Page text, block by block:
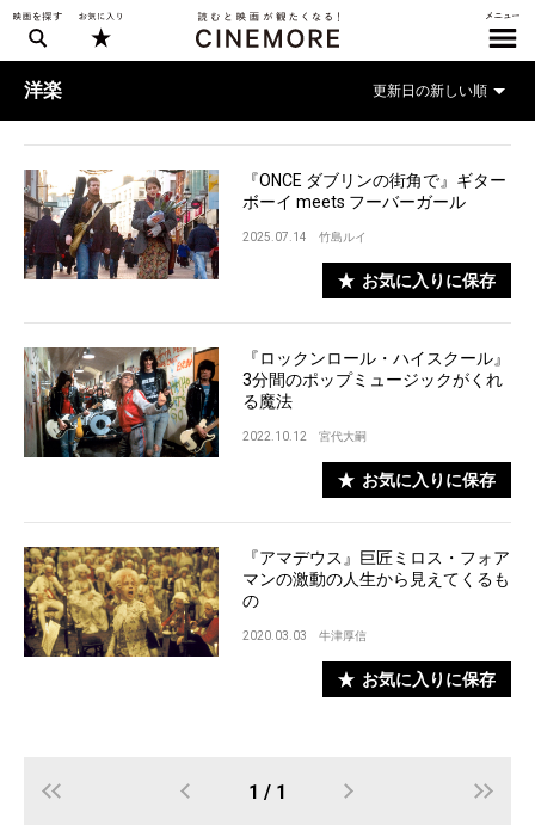
洋楽
『ONCE ダブリンの街角で』ギター
ボーイ meets フーバーガール
2025.07.14 竹島ルイ
お気に入りに保存
『ロックンロール・ハイスクール』
3分間のポップミュージックがくれ
る魔法
2022.10.12 宮代大嗣
お気に入りに保存
『アマデウス』巨匠ミロス・フォア
マンの激動の人生から見えてくるも
の
2020.03.03 牛津厚信
お気に入りに保存
1 / 1